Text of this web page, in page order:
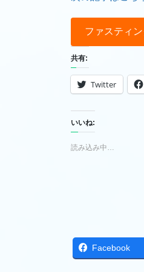
ファスティ
共有:
Twitter
いいね:
読み込み中…
Facebook